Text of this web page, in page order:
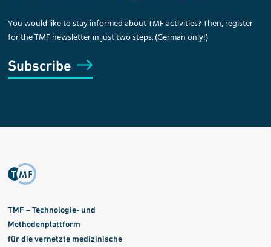
You would like to stay informed about TMF activities? Then, register
for the TMF newsletter in just two steps. (German only!)
Subscribe
TMF – Technologie- und
Methodenplattform
für die vernetzte medizinische